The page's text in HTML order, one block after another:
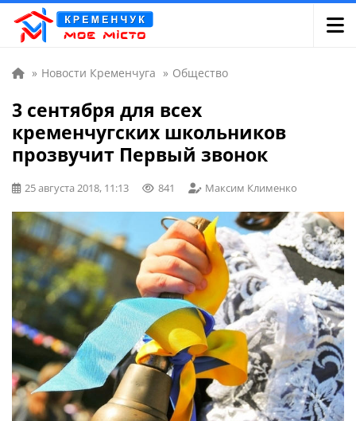
» Новости Кременчуга » Общество
3 сентября для всех
кременчугских школьников
прозвучит Первый звонок
25 августа 2018, 11:13 841 Максим Клименко